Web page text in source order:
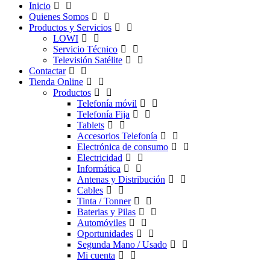
Inicio
Quienes Somos
Productos y Servicios
LOWI
Servicio Técnico
Televisión Satélite
Contactar
Tienda Online
Productos
Telefonía móvil
Telefonía Fija
Tablets
Accesorios Telefonía
Electrónica de consumo
Electricidad
Informática
Antenas y Distribución
Cables
Tinta / Tonner
Baterias y Pilas
Automóviles
Oportunidades
Segunda Mano / Usado
Mi cuenta